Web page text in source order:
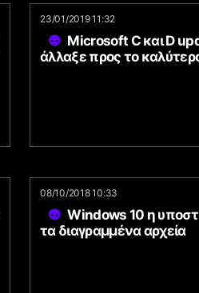
23/01/2019 11:32
Microsoft C και D
άλλαξε προς το
08/10/2018 10:33
Windows 10 η
τα διαγραμμένα αρχεία